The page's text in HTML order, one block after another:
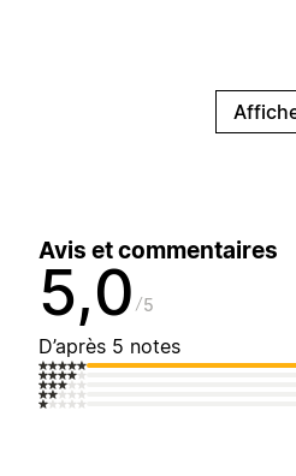
Avis et commentaires
5,0 5
D’après 5 notes